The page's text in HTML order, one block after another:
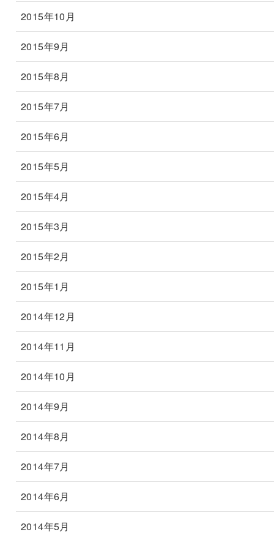
2015年10月
2015年9月
2015年8月
2015年7月
2015年6月
2015年5月
2015年4月
2015年3月
2015年2月
2015年1月
2014年12月
2014年11月
2014年10月
2014年9月
2014年8月
2014年7月
2014年6月
2014年5月